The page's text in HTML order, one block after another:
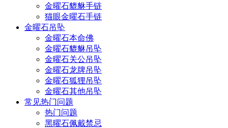
金曜石貔貅手链
猫眼金曜石手链
金曜石吊坠
金曜石本命佛
金曜石貔貅吊坠
金曜石关公吊坠
金曜石龙牌吊坠
金曜石狐狸吊坠
金曜石其他吊坠
常见热门问题
热门问题
黑曜石佩戴禁忌